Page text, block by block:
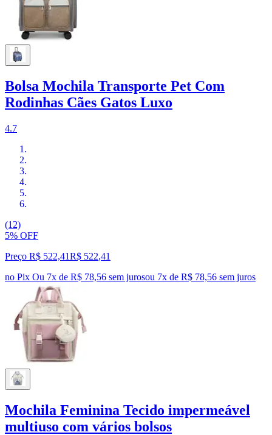
Bolsa Mochila Transporte Pet Com
Rodinhas Cães Gatos Luxo
4.7
(12)
5% OFF
Preço R$ 522,41R$ 522,41
no Pix Ou 7x de R$ 78,56 sem jurosou 7x de R$ 78,56 sem juros
Mochila Feminina Tecido impermeável
multiuso com vários bolsos